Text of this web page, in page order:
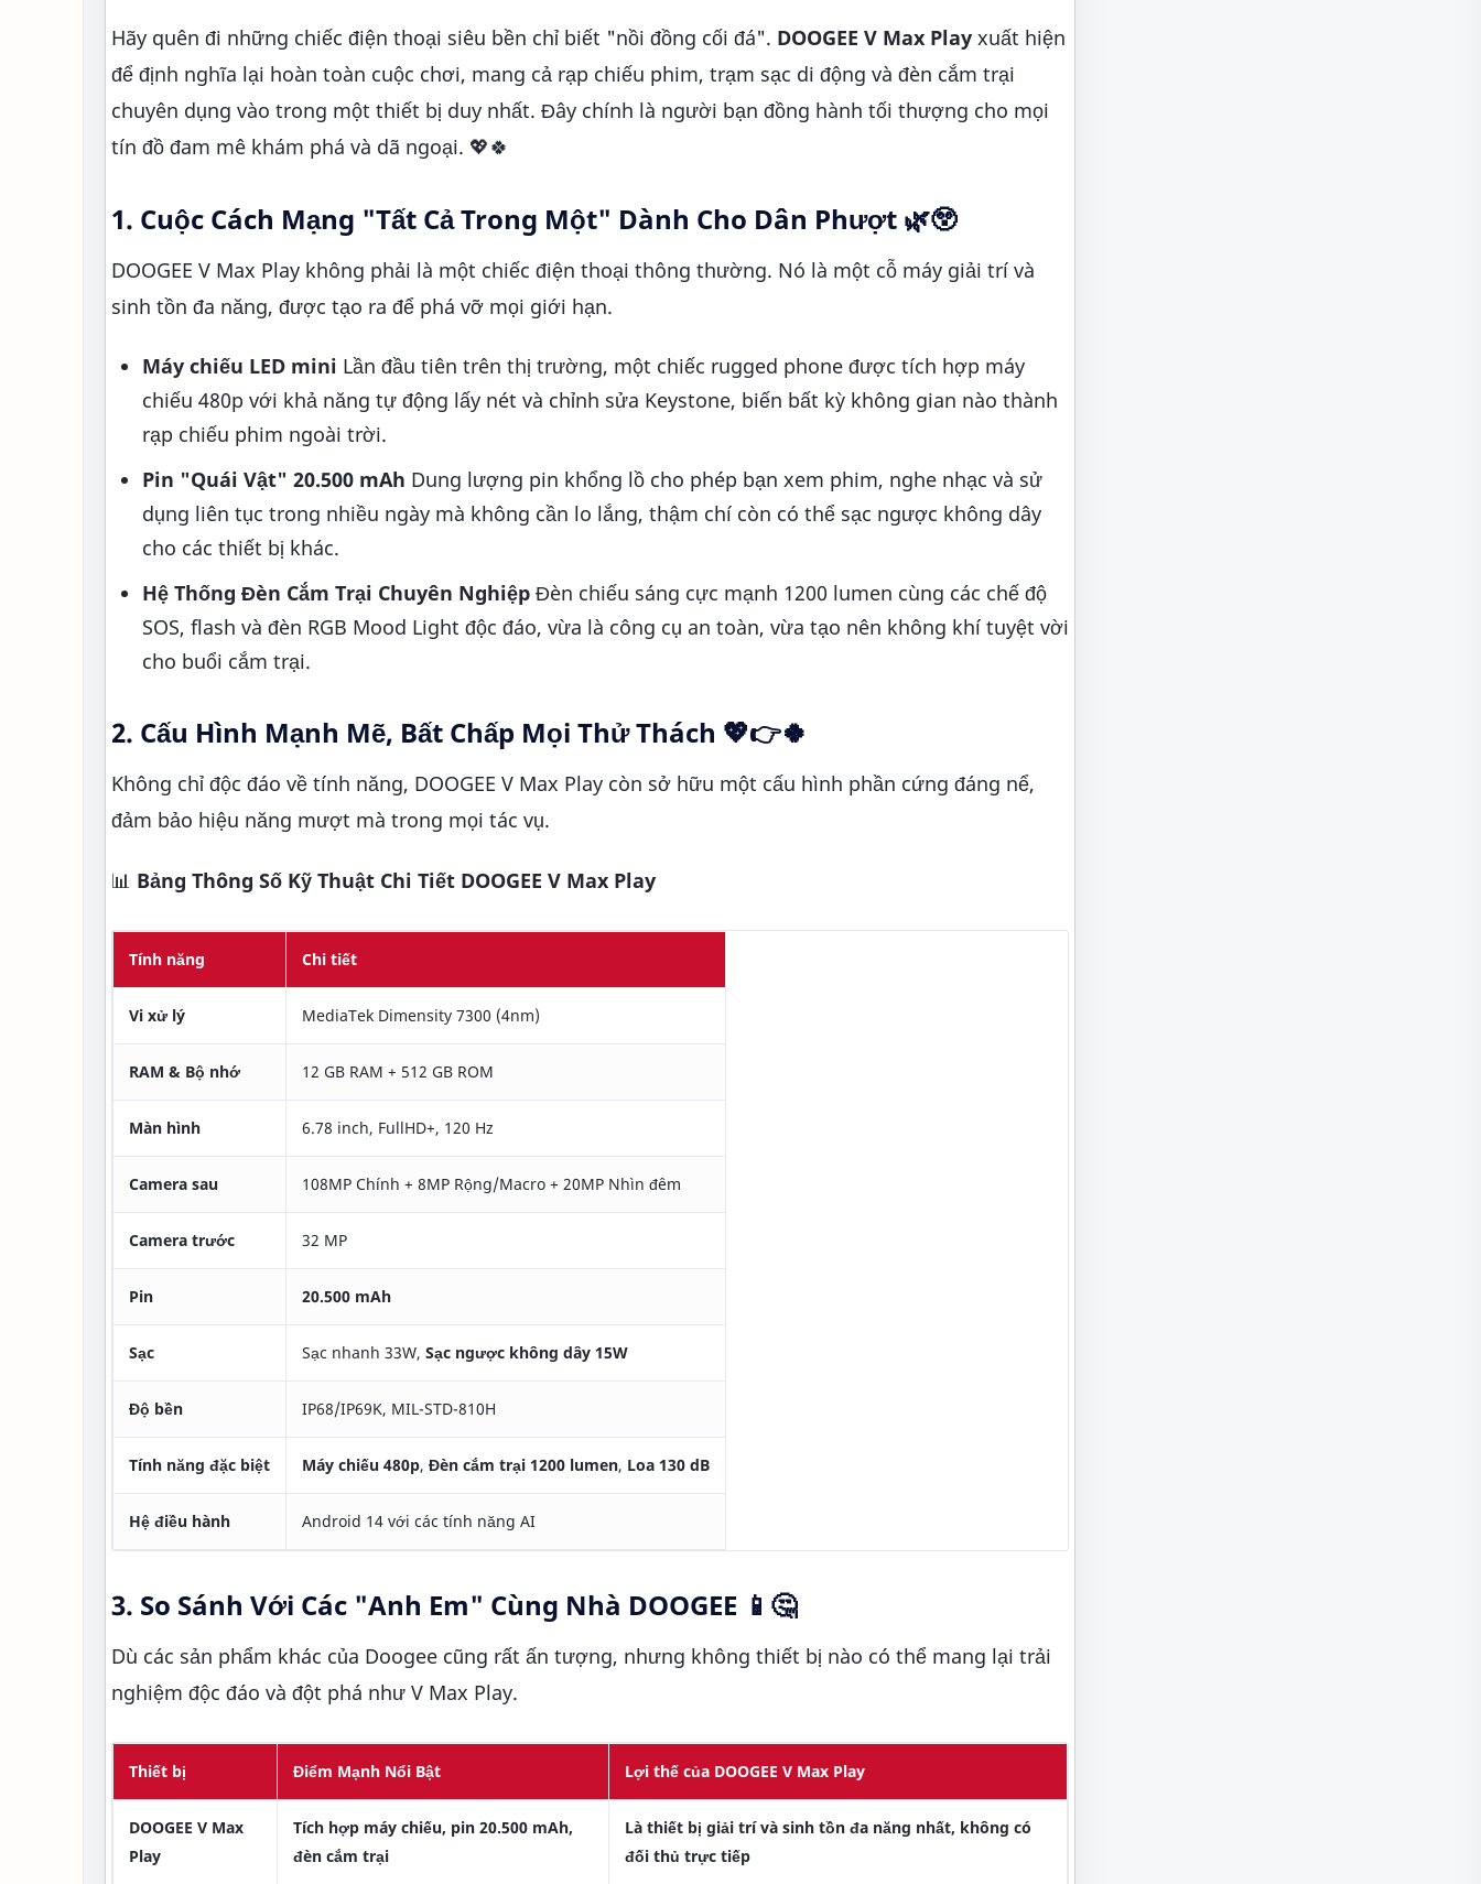
Hãy quên đi những chiếc điện thoại siêu bền chỉ biết "nồi đồng cối đá". DOOGEE V Max Play xuất hiện
để định nghĩa lại hoàn toàn cuộc chơi, mang cả rạp chiếu phim, trạm sạc di động và đèn cắm trại
chuyên dụng vào trong một thiết bị duy nhất. Đây chính là người bạn đồng hành tối thượng cho mọi
tín đồ đam mê khám phá và dã ngoại. 💖🍀
1. Cuộc Cách Mạng "Tất Cả Trong Một" Dành Cho Dân Phượt 🌿😲
DOOGEE V Max Play không phải là một chiếc điện thoại thông thường. Nó là một cỗ máy giải trí và
sinh tồn đa năng, được tạo ra để phá vỡ mọi giới hạn.
Máy chiếu LED mini Lần đầu tiên trên thị trường, một chiếc rugged phone được tích hợp máy
chiếu 480p với khả năng tự động lấy nét và chỉnh sửa Keystone, biến bất kỳ không gian nào thành
rạp chiếu phim ngoài trời.
Pin "Quái Vật" 20.500 mAh Dung lượng pin khổng lồ cho phép bạn xem phim, nghe nhạc và sử
dụng liên tục trong nhiều ngày mà không cần lo lắng, thậm chí còn có thể sạc ngược không dây
cho các thiết bị khác.
Hệ Thống Đèn Cắm Trại Chuyên Nghiệp Đèn chiếu sáng cực mạnh 1200 lumen cùng các chế độ
SOS, flash và đèn RGB Mood Light độc đáo, vừa là công cụ an toàn, vừa tạo nên không khí tuyệt vời
cho buổi cắm trại.
2. Cấu Hình Mạnh Mẽ, Bất Chấp Mọi Thử Thách 💖👉🍀
Không chỉ độc đáo về tính năng, DOOGEE V Max Play còn sở hữu một cấu hình phần cứng đáng nể,
đảm bảo hiệu năng mượt mà trong mọi tác vụ.
📊 Bảng Thông Số Kỹ Thuật Chi Tiết DOOGEE V Max Play
Tính năng Chi tiết
Vi xử lý MediaTek Dimensity 7300 (4nm)
RAM & Bộ nhớ 12 GB RAM + 512 GB ROM
Màn hình 6.78 inch, FullHD+, 120 Hz
Camera sau 108MP Chính + 8MP Rộng/Macro + 20MP Nhìn đêm
Camera trước 32 MP
Pin 20.500 mAh
Sạc Sạc nhanh 33W, Sạc ngược không dây 15W
Độ bền IP68/IP69K, MIL-STD-810H
Tính năng đặc biệt Máy chiếu 480p, Đèn cắm trại 1200 lumen, Loa 130 dB
Hệ điều hành Android 14 với các tính năng AI
3. So Sánh Với Các "Anh Em" Cùng Nhà DOOGEE 📱🤔
Dù các sản phẩm khác của Doogee cũng rất ấn tượng, nhưng không thiết bị nào có thể mang lại trải
nghiệm độc đáo và đột phá như V Max Play.
Thiết bị Điểm Mạnh Nổi Bật Lợi thế của DOOGEE V Max Play
DOOGEE V Max
Play
Tích hợp máy chiếu, pin 20.500 mAh,
đèn cắm trại
Là thiết bị giải trí và sinh tồn đa năng nhất, không có
đối thủ trực tiếp